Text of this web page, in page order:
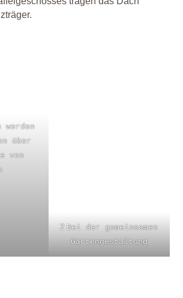
werden
über
von
2Bei der gemeinsamen
Gartengestaltung